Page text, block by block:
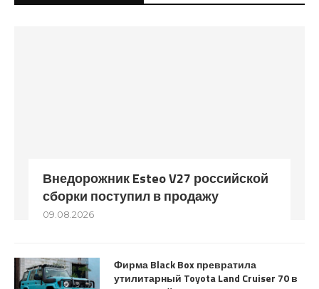
Внедорожник Esteo V27 российской
сборки поступил в продажу
09.08.2026
Фирма Black Box превратила
утилитарный Toyota Land Cruiser 70 в